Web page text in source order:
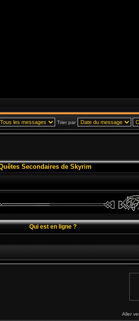
Trier par
Secondaires de Skyrim
Qui est en ligne ?
Aller